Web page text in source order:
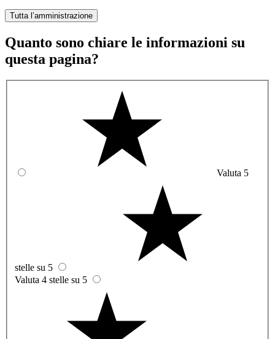
Tutta l’amministrazione
Quanto sono chiare le informazioni su
questa pagina?
Valuta 5
stelle su 5
Valuta 4 stelle su 5